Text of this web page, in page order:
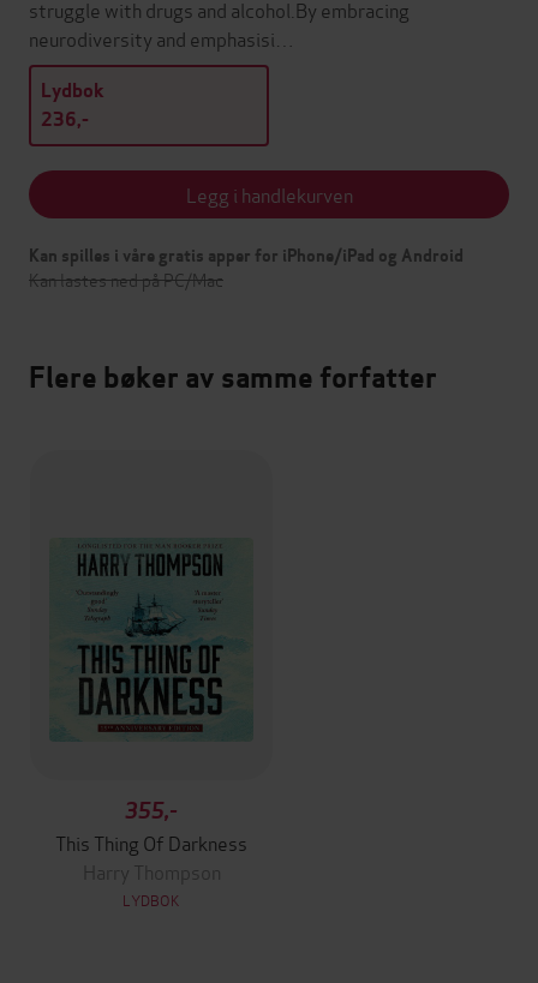
struggle with drugs and alcohol.By embracing
neurodiversity and emphasisi…
Lydbok
236,-
Legg i handlekurven
Kan spilles i våre gratis apper for iPhone/iPad og Android
Kan lastes ned på PC/Mac
Flere bøker av samme forfatter
355,-
This Thing Of Darkness
Harry Thompson
LYDBOK